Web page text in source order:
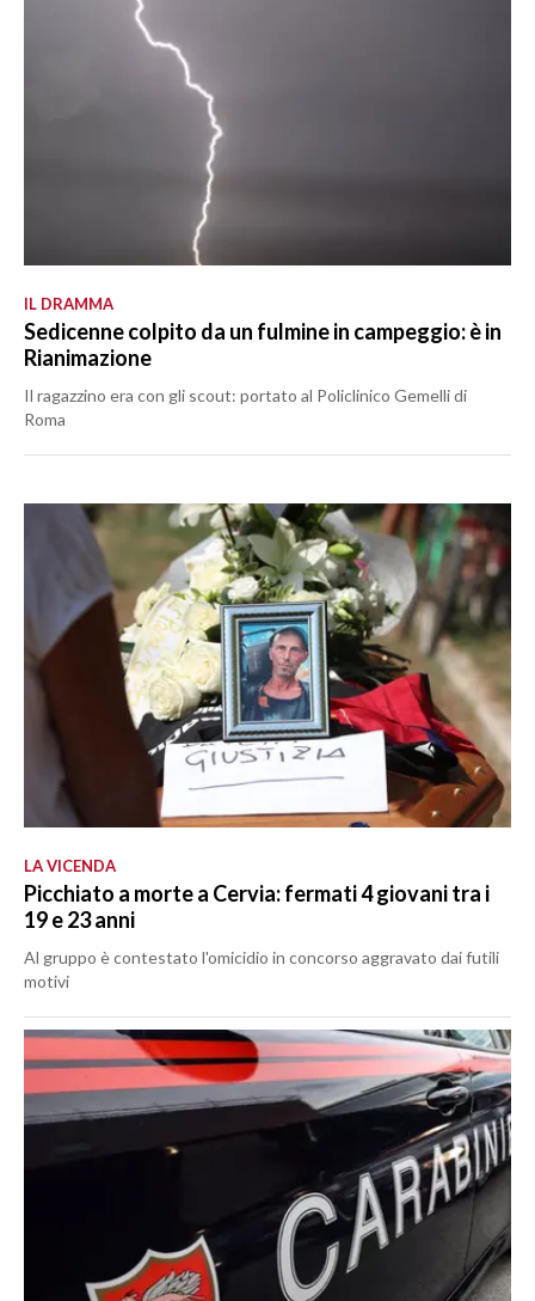
IL DRAMMA
Sedicenne colpito da un fulmine in campeggio: è in
Rianimazione
Il ragazzino era con gli scout: portato al Policlinico Gemelli di
Roma
LA VICENDA
Picchiato a morte a Cervia: fermati 4 giovani tra i
19 e 23 anni
Al gruppo è contestato l'omicidio in concorso aggravato dai futili
motivi